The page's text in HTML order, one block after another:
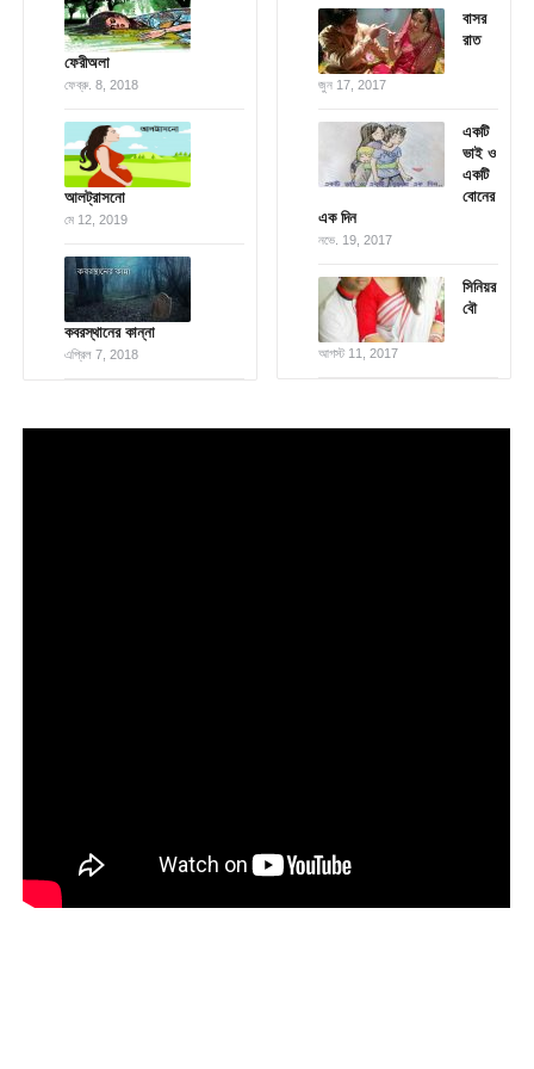
ফেরীঅলা
ফেব্রু. 8, 2018
আলট্রাসনো
মে 12, 2019
কবরস্থানের কান্না
এপ্রিল 7, 2018
বাসর
রাত
জুন 17, 2017
একটি
ভাই ও
একটি
বোনের
এক দিন
নভে. 19, 2017
সিনিয়র
বৌ
আগস্ট 11, 2017